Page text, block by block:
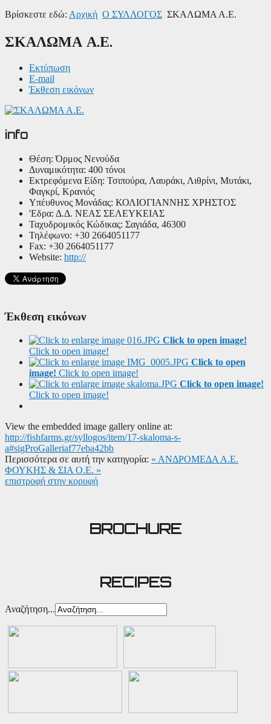
Βρίσκεστε εδώ: Αρχική Ο ΣΥΛΛΟΓΟΣ ΣΚΑΛΩΜΑ Α.Ε.
ΣΚΑΛΩΜΑ Α.Ε.
Εκτύπωση
E-mail
Έκθεση εικόνων
info
Θέση: Όρμος Νενούδα
Δυναμικότητα: 400 τόνοι
Εκτρεφόμενα Είδη: Τσιπούρα, Λαυράκι, Λιθρίνι, Μυτάκι,
Φαγκρί, Κρανιός
Υπέυθυνος Μονάδας: ΚΟΛΙΟΓΙΑΝΝΗΣ ΧΡΗΣΤΟΣ
'Εδρα: Δ.Δ. ΝΕΑΣ ΣΕΛΕΥΚΕΙΑΣ
Ταχυδρομικός Κώδικας: Σαγιάδα, 46300
Τηλέφωνο: +30 2664051177
Fax: +30 2664051177
Website: http://
Έκθεση εικόνων
Click to open image!
Click to open image!
Click to open
image! Click to open image!
Click to open image!
Click to open image!
View the embedded image gallery online at:
http://fishfarms.gr/syllogos/item/17-skaloma-s-
a#sigProGalleriaf77eba42bb
Περισσότερα σε αυτή την κατηγορία: « ΑΝΔΡΟΜΕΔΑ Α.Ε.
ΦΟΥΚΗΣ & ΣΙΑ Ο.Ε. »
επιστροφή στην κορυφή
BROCHURE
RECIPES
Αναζήτηση...